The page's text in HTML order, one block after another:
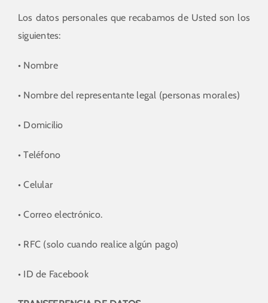
Los datos personales que recabamos de Usted son los
siguientes:
• Nombre
• Nombre del representante legal (personas morales)
• Domicilio
• Teléfono
• Celular
• Correo electrónico.
• RFC (solo cuando realice algún pago)
• ID de Facebook